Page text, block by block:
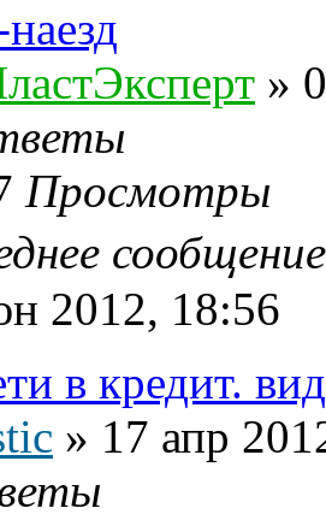
»
Просмотры
2012, 18:56
в кредит.
» 17 апр